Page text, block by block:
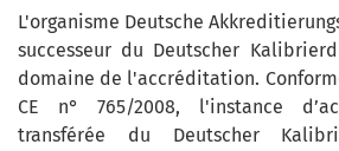
L'organisme Deutsche
successeur du Deutscher
domaine de l'accréditation.
CE n° 765/2008, l'instance
transférée du Deutscher